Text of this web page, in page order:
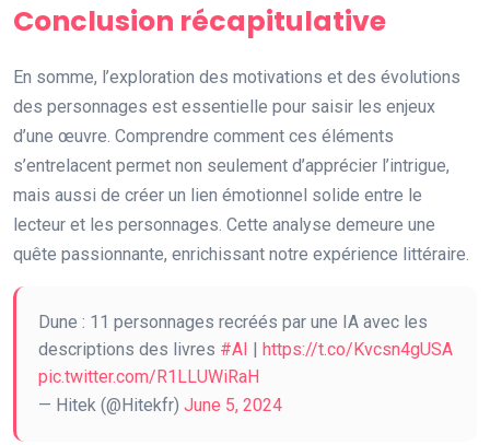
Conclusion récapitulative
En somme, l’exploration des motivations et des évolutions
des personnages est essentielle pour saisir les enjeux
d’une œuvre. Comprendre comment ces éléments
s’entrelacent permet non seulement d’apprécier l’intrigue,
mais aussi de créer un lien émotionnel solide entre le
lecteur et les personnages. Cette analyse demeure une
quête passionnante, enrichissant notre expérience littéraire.
Dune : 11 personnages recréés par une IA avec les
descriptions des livres #AI | https://t.co/Kvcsn4gUSA
pic.twitter.com/R1LLUWiRaH
— Hitek (@Hitekfr) June 5, 2024